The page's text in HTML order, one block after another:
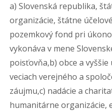
a) Slovenská republika,
organizácie, štátne
pozemkový fond pri
vykonáva v mene
poisťovňa,b) obce a
veciach verejného a
záujmu,c) nadácie a
humanitárne organizácie,